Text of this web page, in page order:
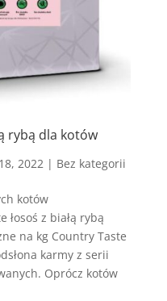
rybą dla kotów
2022| Bez kategorii
kotów
łosoś z białą rybą
na kg Country Taste
karmy z serii
Oprócz kotów